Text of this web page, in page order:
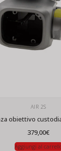
AIR 2S
obiettivo
379,00€
Aggiungi al